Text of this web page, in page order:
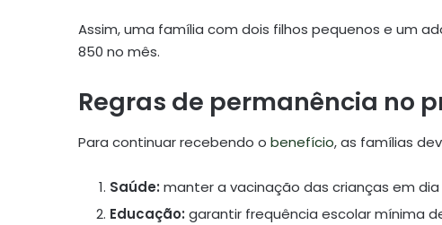
Assim, uma família com dois filhos pequenos e um
850 no mês.
Regras de permanência no
Para continuar recebendo o benefício, as famílias
Saúde: manter a vacinação das crianças em
Educação: garantir frequência escolar mínima